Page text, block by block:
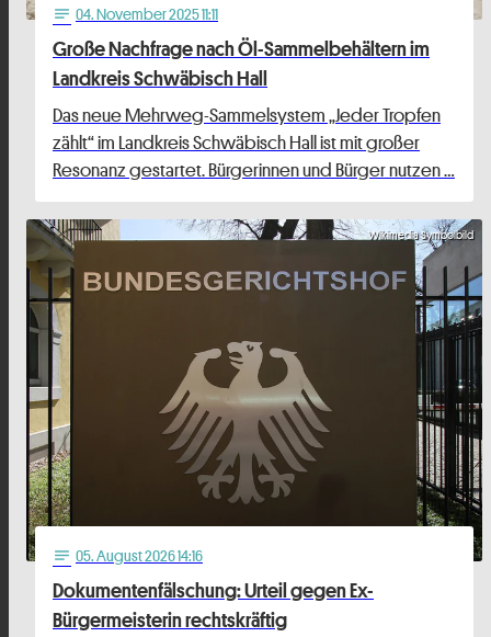
notes 04. November 2025 11:11
Große Nachfrage nach Öl-Sammelbehältern im
Landkreis Schwäbisch Hall
Das neue Mehrweg-Sammelsystem „Jeder Tropfen
zählt“ im Landkreis Schwäbisch Hall ist mit großer
Resonanz gestartet. Bürgerinnen und Bürger nutzen …
Wikimedia Symbolbild
notes 05. August 2026 14:16
Dokumentenfälschung: Urteil gegen Ex-
Bürgermeisterin rechtskräftig